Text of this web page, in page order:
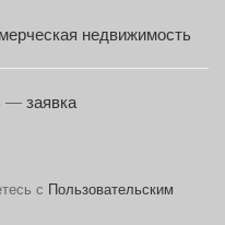
недвижимость
— заявка
с Пользовательским